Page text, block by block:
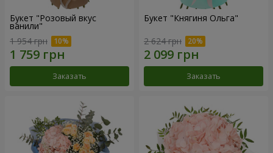
Букет "Розовый вкус
ванили"
1 954 грн
Заказать
Букет "Княгиня Ольга"
2 624 грн
Заказать